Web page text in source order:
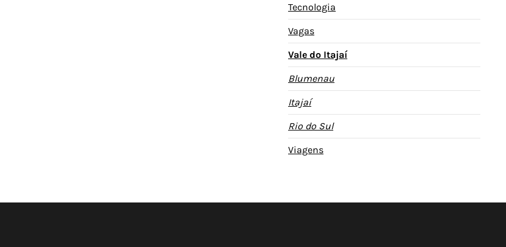
Tecnologia
Vagas
Vale do Itajaí
Blumenau
Itajaí
Rio do Sul
Viagens